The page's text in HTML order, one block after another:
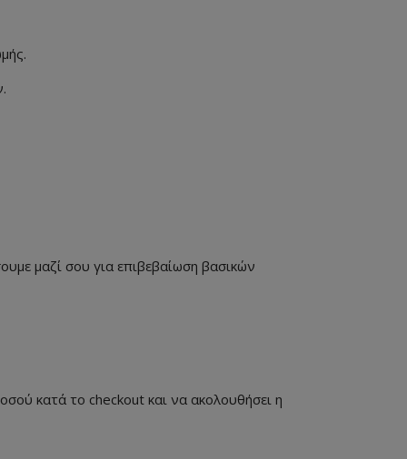
μαζί σου για επιβεβαίωση βασικών
κατά το checkout και να ακολουθήσει η